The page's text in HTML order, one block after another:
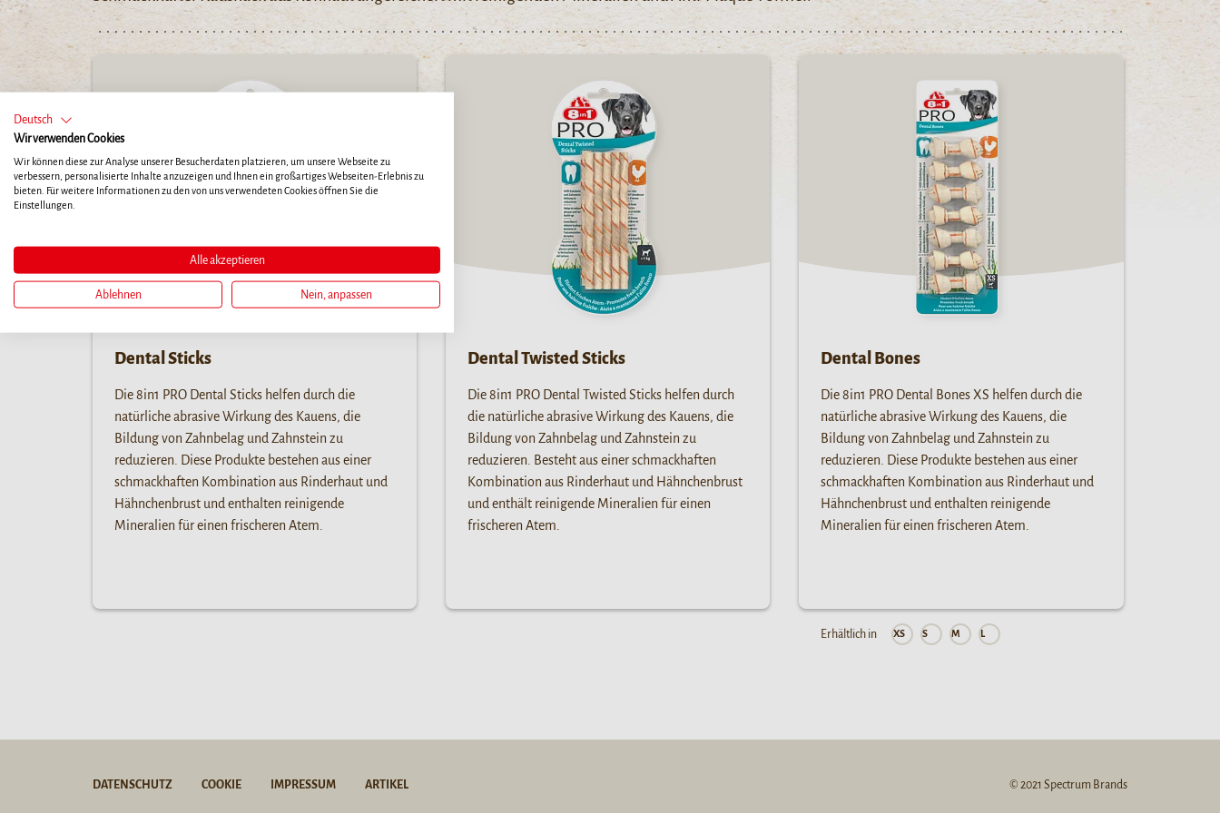
Dental Sticks
Die 8in1 PRO Dental Sticks helfen durch die
natürliche abrasive Wirkung des Kauens, die
Bildung von Zahnbelag und Zahnstein zu
reduzieren. Diese Produkte bestehen aus einer
schmackhaften Kombination aus Rinderhaut und
Hähnchenbrust und enthalten reinigende
Mineralien für einen frischeren Atem.
Dental Twisted Sticks
Die 8in1 PRO Dental Twisted Sticks helfen durch
die natürliche abrasive Wirkung des Kauens, die
Bildung von Zahnbelag und Zahnstein zu
reduzieren. Besteht aus einer schmackhaften
Kombination aus Rinderhaut und Hähnchenbrust
und enthält reinigende Mineralien für einen
frischeren Atem.
Dental Bones
Die 8in1 PRO Dental Bones XS helfen durch die
natürliche abrasive Wirkung des Kauens, die
Bildung von Zahnbelag und Zahnstein zu
reduzieren. Diese Produkte bestehen aus einer
schmackhaften Kombination aus Rinderhaut und
Hähnchenbrust und enthalten reinigende
Mineralien für einen frischeren Atem.
Erhältlich in XS S M L
DATENSCHUTZ COOKIE IMPRESSUM ARTIKEL © 2021 Spectrum Brands
Deutsch
Wir verwenden Cookies
Wir können diese zur Analyse unserer Besucherdaten platzieren, um unsere Webseite zu
verbessern, personalisierte Inhalte anzuzeigen und Ihnen ein großartiges Webseiten-Erlebnis zu
bieten. Für weitere Informationen zu den von uns verwendeten Cookies öffnen Sie die
Einstellungen.
Alle akzeptieren
Ablehnen Nein, anpassen